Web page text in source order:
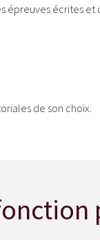
épreuves écrites et
de son choix.